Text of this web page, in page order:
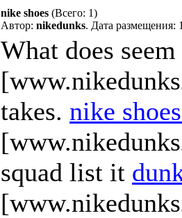
nike shoes (Всего: 1)
Автор: nikedunks. Дата размещения:
What does
takes. nike
squad list it